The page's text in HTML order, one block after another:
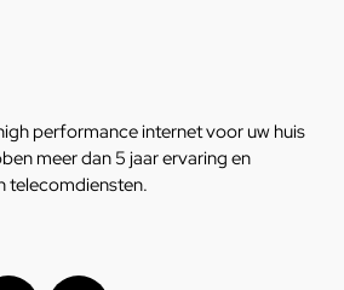
performance internet voor uw huis
meer dan 5 jaar ervaring en
telecomdiensten.